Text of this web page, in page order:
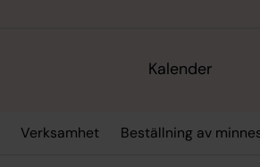
Kalender
Verksamhet Beställning av